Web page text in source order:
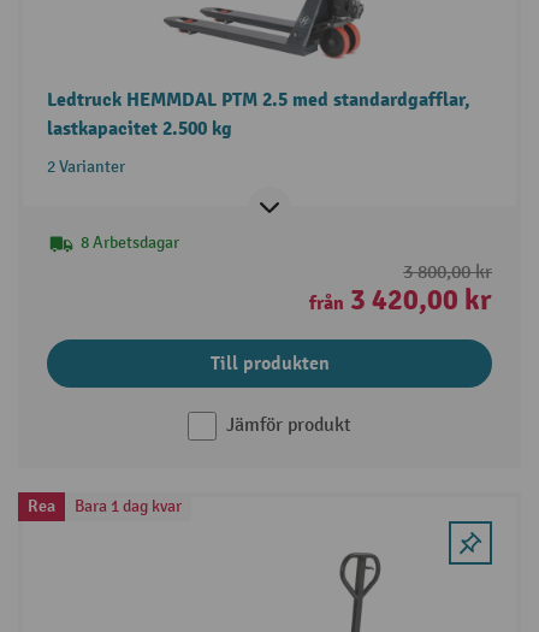
Ledtruck HEMMDAL PTM 2.5 med standardgafflar,
lastkapacitet 2.500 kg
2 Varianter
8 Arbetsdagar
3 800,00 kr
från 3 420,00 kr
Till produkten
Jämför produkt
Rea Bara 1 dag kvar